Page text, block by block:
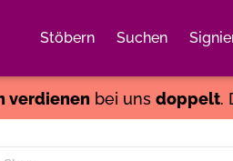
Stöbern Suchen
verdienenbei uns doppelt.